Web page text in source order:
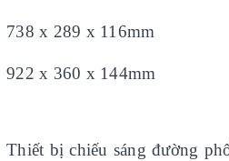
738 x 289 x 116mm
922 x 360 x 144mm
Thiết bị chiếu sáng đường